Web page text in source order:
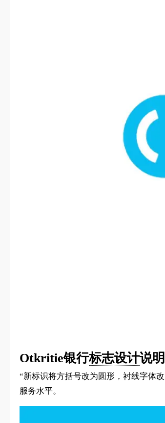
Otkritie银行标志设计说明
“新标识将方括号改为圆形，衬线字体
服务水平。